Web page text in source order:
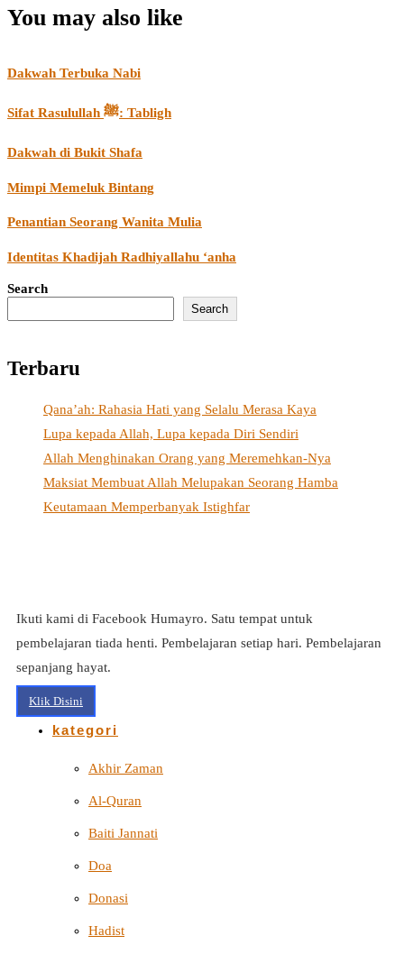
You may also like
Dakwah Terbuka Nabi
Sifat Rasulullah ﷺ: Tabligh
Dakwah di Bukit Shafa
Mimpi Memeluk Bintang
Penantian Seorang Wanita Mulia
Identitas Khadijah Radhiyallahu ‘anha
Search
Search
Terbaru
Qana’ah: Rahasia Hati yang Selalu Merasa Kaya
Lupa kepada Allah, Lupa kepada Diri Sendiri
Allah Menghinakan Orang yang Meremehkan-Nya
Maksiat Membuat Allah Melupakan Seorang Hamba
Keutamaan Memperbanyak Istighfar
Ikuti kami di Facebook Humayro. Satu tempat untuk
pembelajaran tiada henti. Pembelajaran setiap hari. Pembelajaran
sepanjang hayat.
Klik Disini
kategori
Akhir Zaman
Al-Quran
Baiti Jannati
Doa
Donasi
Hadist